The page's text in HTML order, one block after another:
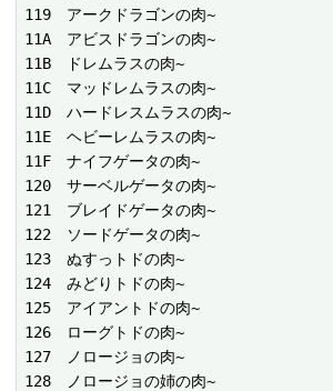
119　アークドラゴンの肉~
11A　アビスドラゴンの肉~
11B　ドレムラスの肉~
11C　マッドレムラスの肉~
11D　ハードレスムラスの肉~
11E　ヘビーレムラスの肉~
11F　ナイフゲータの肉~
120　サーベルゲータの肉~
121　ブレイドゲータの肉~
122　ソードゲータの肉~
123　ぬすっトドの肉~
124　みどりトドの肉~
125　アイアントドの肉~
126　ローグトドの肉~
127　ノロージョの肉~
128　ノロージョの姉の肉~